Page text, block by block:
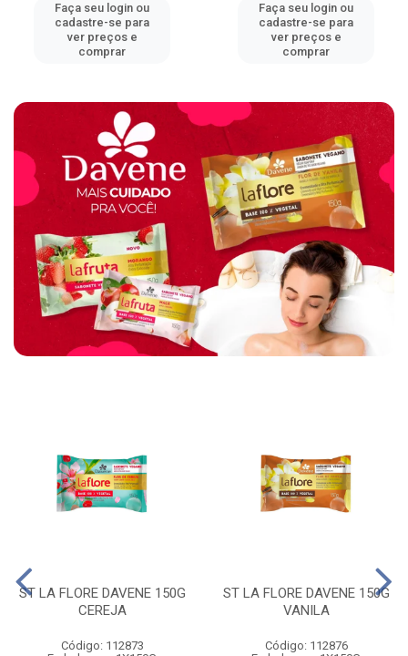
Faça seu login ou
cadastre-se para
ver preços e
comprar
Faça seu login ou
cadastre-se para
ver preços e
comprar
ST LA FLORE DAVENE 150G
CEREJA
Código: 112873
ST LA FLORE DAVENE 150G
VANILA
Código: 112876